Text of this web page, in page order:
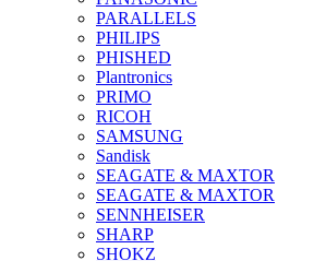
PARALLELS
PHILIPS
PHISHED
Plantronics
PRIMO
RICOH
SAMSUNG
Sandisk
SEAGATE & MAXTOR
SEAGATE & MAXTOR
SENNHEISER
SHARP
SHOKZ